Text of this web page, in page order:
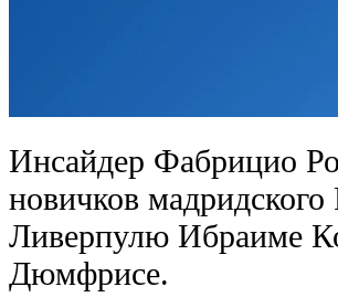
Инсайдер Фабрицио
новичков мадридского
Ливерпулю Ибраиме
Дюмфрисе.